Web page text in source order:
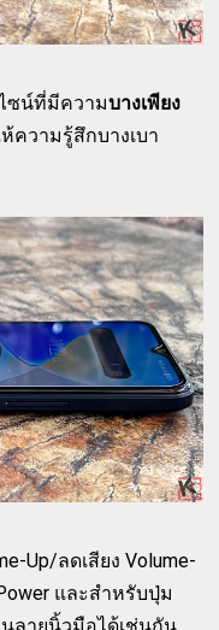
ซน์ที่มีความบางเพียง
ความรู้สึกบางเบา
Up/ลดเสียง Volume-
และสำหรับปุ่ม
ลายนิ้วมือได้เช่นกัน